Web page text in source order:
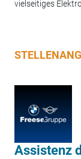
vielseitiges
Assistenz